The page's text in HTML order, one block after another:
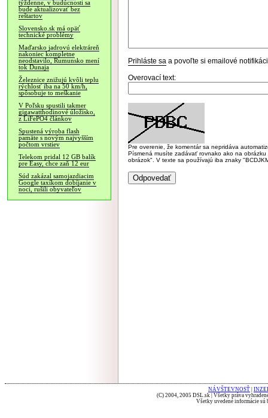
týždenne, v budúcnosti sa
bude aktualizovať bez
reštartov
Slovensko.sk má opäť
technické problémy
Maďarsko jadrovú elektráreň
nakoniec kompletne
neodstavilo, Rumunsko mení
tok Dunaja
Železnice znižujú kvôli teplu
rýchlosť iba na 50 km/h,
spôsobuje to meškanie
V Poľsku spustili takmer
gigawatthodinové úložisko,
z LiFePO4 článkov
Spustená výroba flash
pamäte s novým najvyšším
počtom vrstiev
Telekom pridal 12 GB balík
pre Easy, chce zaň 12 eur
Súd zakázal samojazdiacim
Google taxíkom dobíjanie v
noci, rušili obyvateľov
Prihláste sa a povoľte si emailové
Overovací text:
Pre overenie, že komentár sa nepridáva
Písmená musíte zadávať rovnako ako na
obrázok". V texte sa používajú iba znaky
NÁVŠTEVNOSŤ
(C) 2004, 2005 DSL.sk | Všetky práva
Všetky uvedené informácie sú